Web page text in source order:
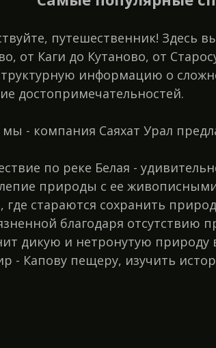
путешественник!
от Каги до Кутаново, от
информацию о
достопримечательностей.
- компания Саяхат Урал
по реке Белая -
природы с ее
где стараются сохранить
благодаря
дикую и нетронутую
- Капову пещеру, изучить